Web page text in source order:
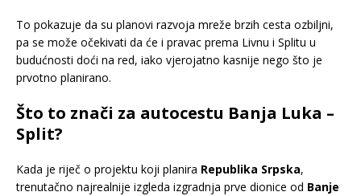
To pokazuje da su planovi razvoja mreže brzih cesta ozbiljni,
pa se može očekivati da će i pravac prema Livnu i Splitu u
budućnosti doći na red, iako vjerojatno kasnije nego što je
prvotno planirano.
Što to znači za autocestu Banja Luka –
Split?
Kada je riječ o projektu koji planira Republika Srpska,
trenutačno najrealnije izgleda izgradnja prve dionice od Banje